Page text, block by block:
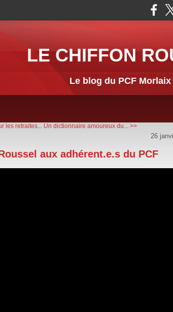
LE CHIFFON
Le blog du PCF Morlaix
les retraites... Un dictionnaire amoureux du... >>
26
aux adhérent.e.s du PCF